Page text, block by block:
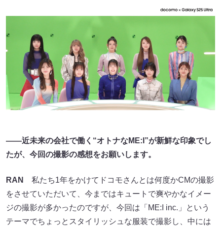
――近未来の会社で働く“オトナなME:I”が新鮮な印象でし
たが、今回の撮影の感想をお願いします。
RAN
私たち1年をかけてドコモさんとは何度かCMの撮影
をさせていただいて、今まではキュートで爽やかなイメー
ジの撮影が多かったのですが、今回は「ME:I inc.」という
テーマでちょっとスタイリッシュな服装で撮影し、中には